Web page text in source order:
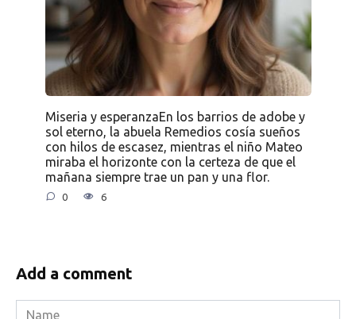
Miseria y esperanzaEn los barrios de adobe y
sol eterno, la abuela Remedios cosía sueños
con hilos de escasez, mientras el niño Mateo
miraba el horizonte con la certeza de que el
mañana siempre trae un pan y una flor.
0 6
Add a comment
Name